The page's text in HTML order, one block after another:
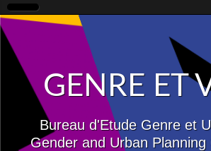
GENRE ET
Bureau d'Etude Genre et
Gender and Urban Planning